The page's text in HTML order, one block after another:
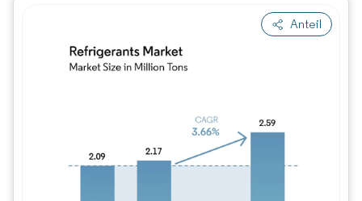
Anteil